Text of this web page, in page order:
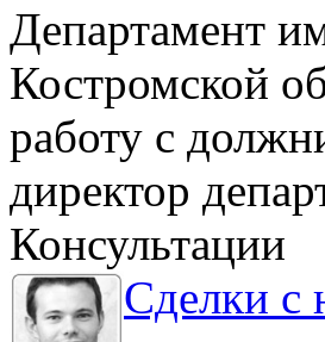
Департамент
Костромской
работу с
директор
Консультации
Сделки с